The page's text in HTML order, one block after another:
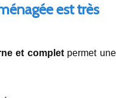
est très
et completpermet une